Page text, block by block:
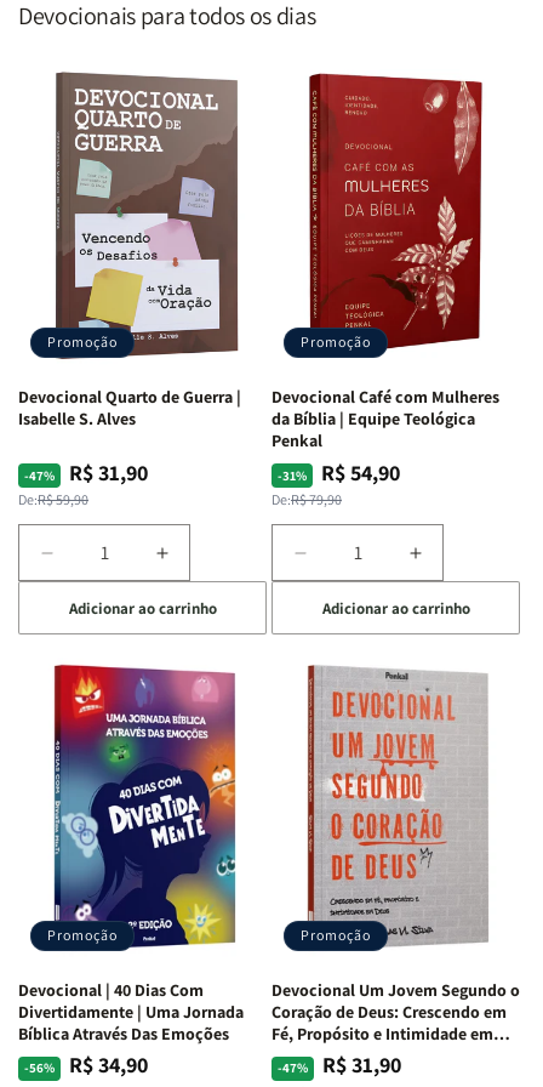
Devocionais para todos os dias
Promoção
Devocional Quarto de Guerra |
Isabelle S. Alves
-47%
Preço
normal
De:R$ 59,90
Preço
promocional
R$ 31,90
Diminuir
a
quantidade
de
Devocional
Quarto
de
Guerra
Isabelle
S.
Alves
Aumentar
a
quantidade
de
Devocional
Quarto
de
Guerra
|
Isabelle
S.
Alves
Adicionar ao carrinho
Promoção
Devocional Café com Mulheres
da Bíblia | Equipe Teológica
Penkal
-31%
Preço
normal
De:R$ 79,90
Preço
promocional
R$ 54,90
Diminuir
a
quantidade
de
Devocional
Café
com
Mulheres
da
Bíblia
Equipe
Teológica
Penkal
Aumentar
a
quantidade
de
Devocional
Café
com
Mulheres
da
Bíblia
|
Equipe
Teológica
Penkal
Adicionar ao carrinho
Promoção
Devocional | 40 Dias Com
Divertidamente | Uma Jornada
Bíblica Através Das Emoções
-56%
Preço
PreçoR$ 34,90
Promoção
Devocional Um Jovem Segundo o
Coração de Deus: Crescendo em
Fé, Propósito e Intimidade em
Deus
-47%
Preço
PreçoR$ 31,90